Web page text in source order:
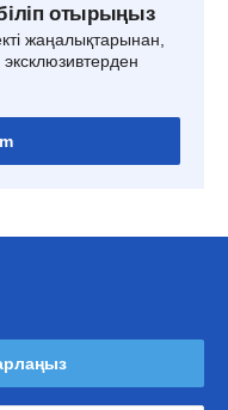
отырыңыз
жаңалықтарынан,